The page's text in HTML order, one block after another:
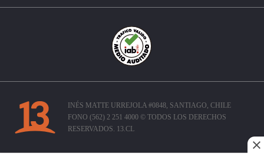
INÉS MATTE URREJOLA #0848, SANTIAGO, CHILE
FONO (562) 2 251 4000 © TODOS LOS DERECHOS
RESERVADOS. 13.CL